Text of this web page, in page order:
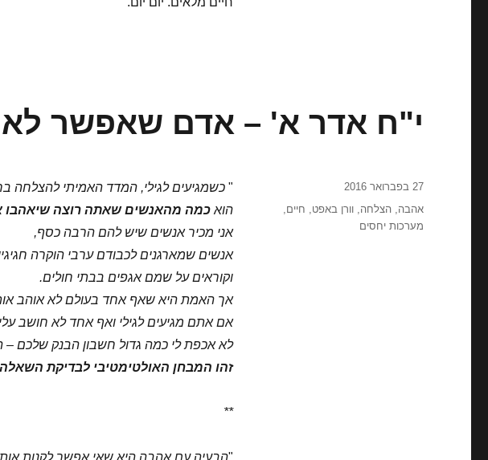
י"ח אדר א' – אדם שאפשר
" כשמגיעים לגילי, המדד האמיתי להצלחה
הוא כמה מהאנשים שאתה רוצה שיאהבו
אני מכיר אנשים שיש להם הרבה כסף,
אנשים שמארגנים לכבודם ערבי הוקרה
וקוראים על שמם אגפים בבתי חולים.
אך האמת היא שאף אחד בעולם לא אוהב
אם אתם מגיעים לגילי ואף אחד לא חושב
לא אכפת לי כמה גדול חשבון הבנק שלכם –
זהו המבחן האולטימטיבי לבדיקת
**
"הבעיה עם אהבה היא שאי אפשר לקנות
פורסם
27 בפברואר 2016
תגיות
אהבה,הצלחה,וורן באפט, חיים,
מערכות יחסים